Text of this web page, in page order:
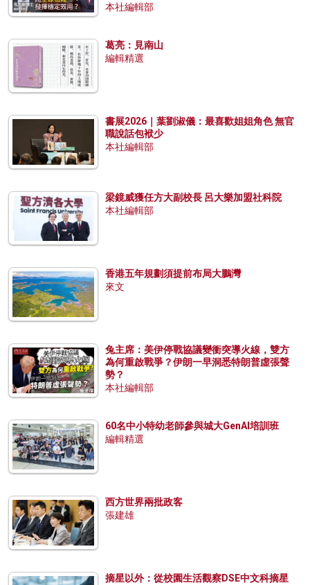
本社編輯部
葛亮：見南山
編輯精選
書展2026｜葉劉淑儀：最喜歡姐姐角色 無官
職說話包袱少
本社編輯部
梁鏡威獲任方大副校長 呂大樂加盟社科院
本社編輯部
香港五年規劃須提前布局大鵬灣
來文
兔主席：美伊停戰協議變衝突導火線，雙方
為何重啟戰爭？伊朗一早洞悉特朗普虛張聲
勢？
本社編輯部
60名中小特幼老師參與城大GenAI培訓班
編輯精選
西方世界兩批政客
張建雄
摘星以外：從校園生活觀察DSE中文科摘星